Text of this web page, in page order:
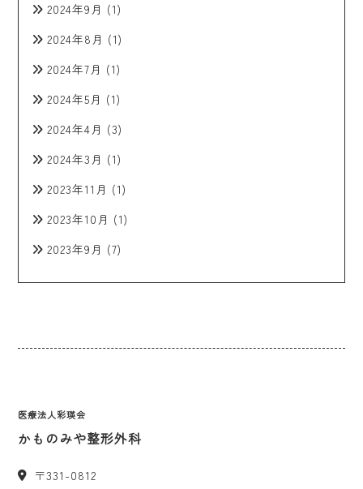
2024年9月 (1)
2024年8月 (1)
2024年7月 (1)
2024年5月 (1)
2024年4月 (3)
2024年3月 (1)
2023年11月 (1)
2023年10月 (1)
2023年9月 (7)
医療法人彩瑛会
かものみや整形外科
〒331-0812